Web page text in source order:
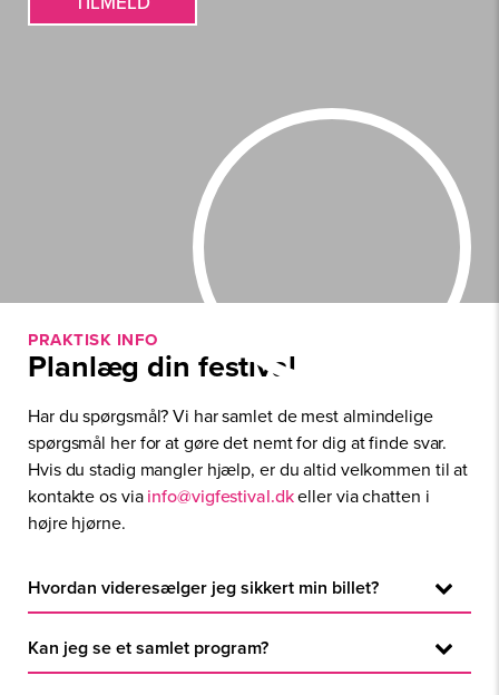
E
l
PRAKTISK INFO
Planlæg din festival
Har du spørgsmål? Vi har samlet de mest almindelige
spørgsmål her for at gøre det nemt for dig at finde svar.
Hvis du stadig mangler hjælp, er du altid velkommen til at
kontakte os viainfo@vigfestival.dkeller via chatten i
højre hjørne.
Hvordan videresælger jeg sikkert min billet?
Når du har fundet en køber kan I bruge
videresalgsplatformen til at gennemføre en sikker
Kan jeg se et samlet program?